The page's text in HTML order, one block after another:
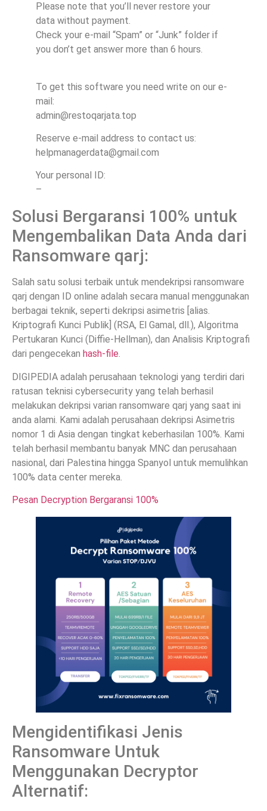
Please note that you’ll never restore your
data without payment.
Check your e-mail “Spam” or “Junk” folder if
you don’t get answer more than 6 hours.
To get this software you need write on our e-
mail:
admin@restoqarjata.top
Reserve e-mail address to contact us:
helpmanagerdata@gmail.com
Your personal ID:
–
Solusi Bergaransi 100% untuk
Mengembalikan Data Anda dari
Ransomware qarj:
Salah satu solusi terbaik untuk mendekripsi ransomware
qarj dengan ID online adalah secara manual menggunakan
berbagai teknik, seperti dekripsi asimetris [alias.
Kriptografi Kunci Publik] (RSA, El Gamal, dll.), Algoritma
Pertukaran Kunci (Diffie-Hellman), dan Analisis Kriptografi
dari pengecekan hash-file.
DIGIPEDIA adalah perusahaan teknologi yang terdiri dari
ratusan teknisi cybersecurity yang telah berhasil
melakukan dekripsi varian ransomware qarj yang saat ini
anda alami. Kami adalah perusahaan dekripsi Asimetris
nomor 1 di Asia dengan tingkat keberhasilan 100%. Kami
telah berhasil membantu banyak MNC dan perusahaan
nasional, dari Palestina hingga Spanyol untuk memulihkan
100% data center mereka.
Pesan Decryption Bergaransi 100%
Mengidentifikasi Jenis
Ransomware Untuk
Menggunakan Decryptor
Alternatif: